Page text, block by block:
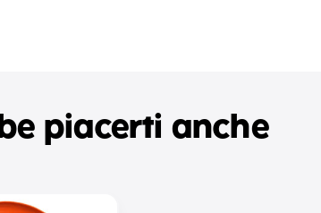
piacerti anche